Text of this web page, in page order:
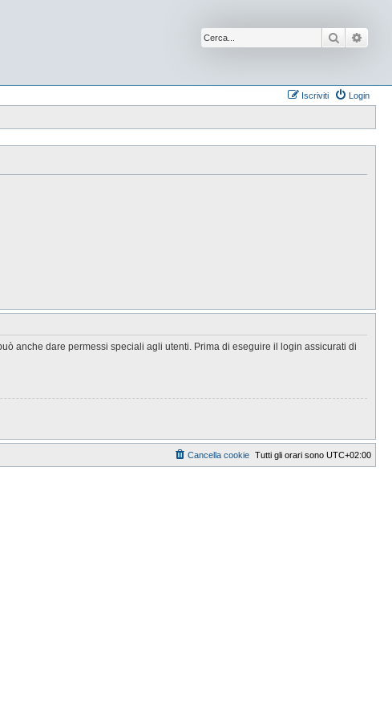
Cerca
Login
Iscriviti
anche dare permessi speciali agli utenti. Prima di eseguire il login assicurati di
Tutti gli orari sono UTC+02:00
Cancella cookie